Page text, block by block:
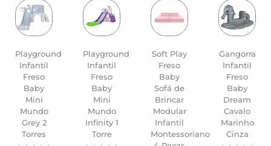
Playground
Infantil
Freso
Baby
Mini
Mundo
Grey 2
Torres
Playground
Infantil
Freso
Baby
Mini
Mundo
Infinity 1
Torre
Soft Play
Freso
Baby
Sofá de
Brincar
Modular
Infantil
Montessoriano
Gangorra
Infantil
Freso
Baby
Dream
Cavalo
Marinho
Cinza